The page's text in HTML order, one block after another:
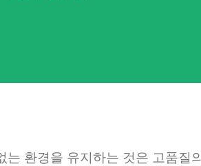
는 환경을 유지하는 것은 고품질